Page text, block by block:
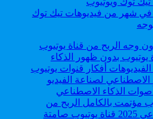
5000 دولار في شهر من فيديوهات تيك توك